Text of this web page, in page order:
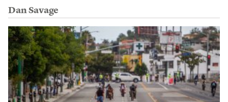
Dan Savage